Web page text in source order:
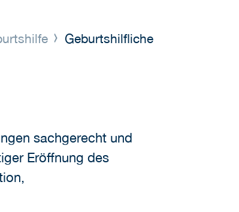
Geburtshilfliche
sachgerecht und
Eröffnung des